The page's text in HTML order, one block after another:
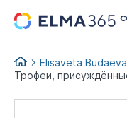
...
Elisaveta Budaeva